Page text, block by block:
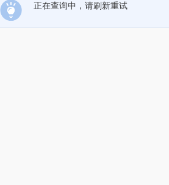
正在查询中，请刷新重试